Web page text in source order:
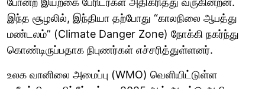
இந்த சூழலில், இந்தியா தற்போது “காலநிலை ஆபத்து
மண்டலம்” (Climate Danger Zone) நோக்கி நகர்ந்து
கொண்டிருப்பதாக நிபுணர்கள் எச்சரித்துள்ளனர்.
உலக வானிலை அமைப்பு (WMO) வெளியிட்டுள்ள